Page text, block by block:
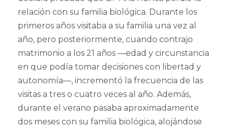
relación con su familia biológica. Durante los
primeros años visitaba a su familia una vez al
año, pero posteriormente, cuando contrajo
matrimonio a los 21 años —edad y circunstancia
en que podía tomar decisiones con libertad y
autonomía—, incrementó la frecuencia de las
visitas a tres o cuatro veces al año. Además,
durante el verano pasaba aproximadamente
dos meses con su familia biológica, alojándose